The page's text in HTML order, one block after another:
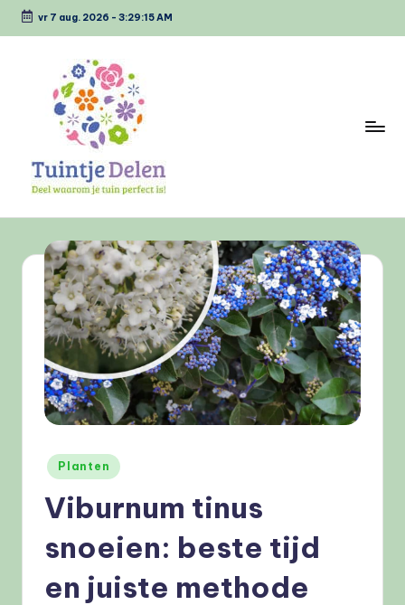
Ga
vr 7 aug. 2026 - 3:29:15 AM
tj
D
jou
tuin
perfect
Geplaatst
in
Planten
Viburnum tinus
snoeien: beste tijd
en juiste methode